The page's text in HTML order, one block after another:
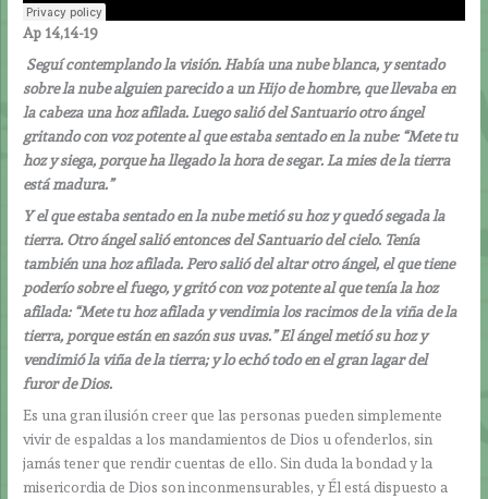
Ap 14,14-19
Seguí contemplando la visión. Había una nube blanca, y sentado
sobre la nube alguien parecido a un Hijo de hombre, que llevaba en
la cabeza una hoz afilada. Luego salió del Santuario otro ángel
gritando con voz potente al que estaba sentado en la nube: “Mete tu
hoz y siega, porque ha llegado la hora de segar. La mies de la tierra
está madura.”
Y el que estaba sentado en la nube metió su hoz y quedó segada la
tierra. Otro ángel salió entonces del Santuario del cielo. Tenía
también una hoz afilada. Pero salió del altar otro ángel, el que tiene
poderío sobre el fuego, y gritó con voz potente al que tenía la hoz
afilada: “Mete tu hoz afilada y vendimia los racimos de la viña de la
tierra, porque están en sazón sus uvas.” El ángel metió su hoz y
vendimió la viña de la tierra; y lo echó todo en el gran lagar del
furor de Dios.
Es una gran ilusión creer que las personas pueden simplemente
vivir de espaldas a los mandamientos de Dios u ofenderlos, sin
jamás tener que rendir cuentas de ello. Sin duda la bondad y la
misericordia de Dios son inconmensurables, y Él está dispuesto a